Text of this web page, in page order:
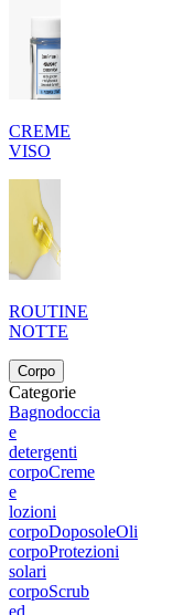
CREME
VISO
ROUTINE
NOTTE
Corpo
Categorie
Bagnodoccia
e
detergenti
corpoCreme
e
lozioni
corpoDoposoleOli
corpoProtezioni
solari
corpoScrub
ed